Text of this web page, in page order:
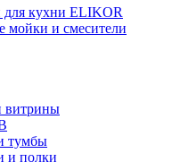
кухни ELIKOR
мойки и смесители
витрины
тумбы
и полки